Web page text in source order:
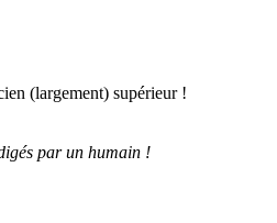
(largement) supérieur !
par un humain !